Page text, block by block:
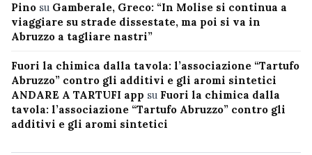
Pino su Gamberale, Greco: “In Molise si continua a
viaggiare su strade dissestate, ma poi si va in
Abruzzo a tagliare nastri”
Fuori la chimica dalla tavola: l’associazione “Tartufo
Abruzzo” contro gli additivi e gli aromi sintetici
ANDARE A TARTUFI app su Fuori la chimica dalla
tavola: l’associazione “Tartufo Abruzzo” contro gli
additivi e gli aromi sintetici